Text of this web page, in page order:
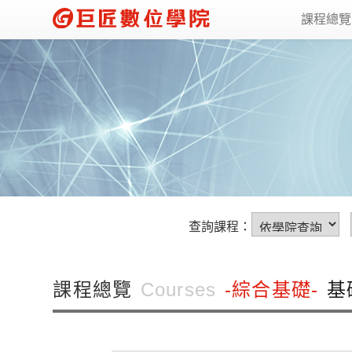
課程總
查詢課程：
課程總覽 Courses -綜合基礎- 基